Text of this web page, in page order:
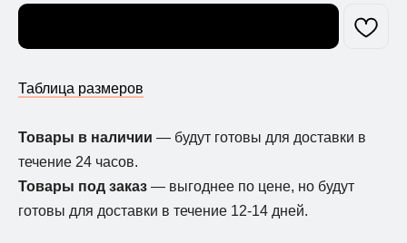
Таблица размеров
Товары в наличии — будут готовы для доставки в
течение 24 часов.
Товары под заказ — выгоднее по цене, но будут
готовы для доставки в течение 12-14 дней.